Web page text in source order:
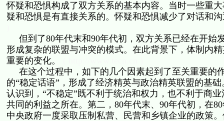
怀疑和恐惧构成了双方关系的基本内容。当时一些重
疑和恐惧是有直接关系的。怀疑和恐惧减少了对话和
但到了80年代末和90年代初，双方关系已经在开始
形成复杂的联盟与冲突的模式。在此背景下，体制内
重要的变化。
在这个过程中，如下的几个因素起到了至关重要的
的“稳定话语”，形成了经济精英与政治精英联盟的基
认识到，“不稳定”既不利于统治和权力，也不利于商
共同的利益之所在。第二，80年代末、90年代初，在
中央政府一度采取压制私营、民营和乡镇企业的政策